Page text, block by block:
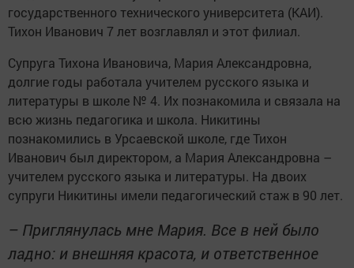
государственного технического университета (КАИ).
Тихон Иванович 7 лет возглавлял и этот филиал.
Супруга Тихона Ивановича, Мария Александровна,
долгие годы работала учителем русского языка и
литературы в школе № 4. Их познакомила и связала на
всю жизнь педагогика и школа. Никитины
познакомились в Урсаевской школе, где Тихон
Иванович был директором, а Мария Александровна –
учителем русского языка и литературы. На двоих
супруги Никитины имели педагогический стаж в 90 лет.
– Приглянулась мне Мария. Все в ней было
ладно: и внешняя красота, и ответственное